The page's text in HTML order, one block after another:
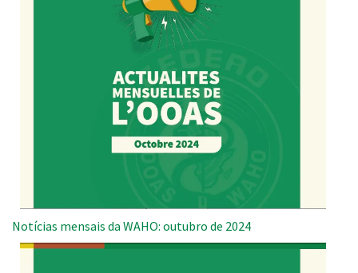
Notícias mensais da WAHO: outubro de 2024